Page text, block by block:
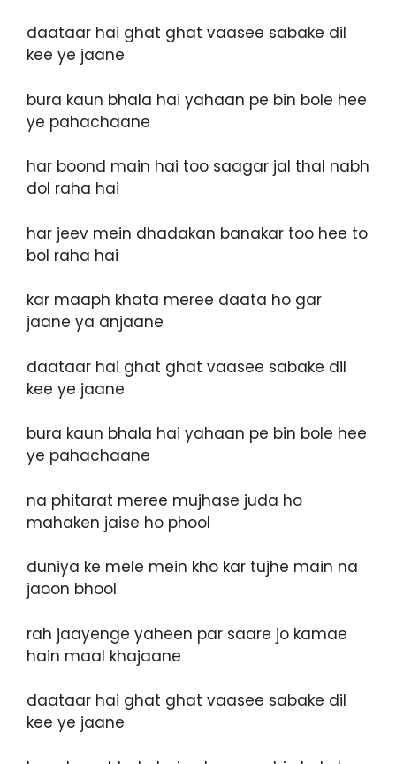
daataar hai ghat ghat vaasee sabake dil
kee ye jaane
bura kaun bhala hai yahaan pe bin bole hee
ye pahachaane
har boond main hai too saagar jal thal nabh
dol raha hai
har jeev mein dhadakan banakar too hee to
bol raha hai
kar maaph khata meree daata ho gar
jaane ya anjaane
daataar hai ghat ghat vaasee sabake dil
kee ye jaane
bura kaun bhala hai yahaan pe bin bole hee
ye pahachaane
na phitarat meree mujhase juda ho
mahaken jaise ho phool
duniya ke mele mein kho kar tujhe main na
jaoon bhool
rah jaayenge yaheen par saare jo kamae
hain maal khajaane
daataar hai ghat ghat vaasee sabake dil
kee ye jaane